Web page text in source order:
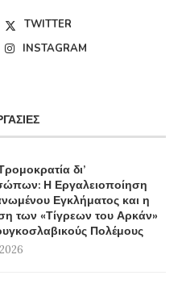
TWITTER
INSTAGRAM
δι’
Η Εργαλειοποίηση
Εγκλήματος και η
των «Τίγρεων του Αρκάν»
Πολέμους
2026